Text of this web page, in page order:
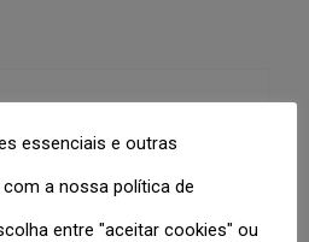
essenciais e outras
a nossa política de
entre "aceitar cookies" ou